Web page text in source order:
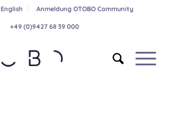
English Anmeldung OTOBO Community
+49 (0)9427 68 39 000